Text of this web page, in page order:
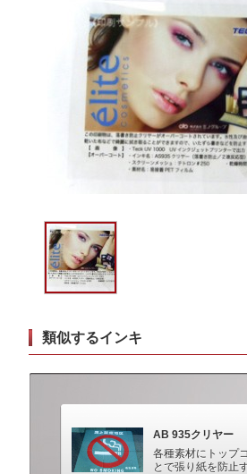
類似するインキ
AB 935クリヤー
各種素材にトップ
とで張り紙を防止